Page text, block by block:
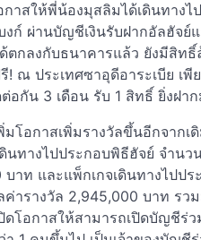
กาสให้พี่น้องมุสลิมได้เดินทาง
งก์ ผ่านบัญชีเงินรับฝากอัลฮัจย์
กลงกับธนาคารแล้ว ยังมีสิทธิ์
! ณ ประเทศซาอุดีอาระเบีย เ
อกัน 3 เดือน รับ 1 สิทธิ์ ยิ่งฝ
โอกาสเพิ่มรางวัลขึ้นอีกจากเ
ดินทางไปประกอบพิธีฮัจย์ จำน
าท และแพ็กเกจเดินทางไปป
ารางวัล 2,945,000 บาท รว
ปิดโอกาสให้สามารถเปิดบัญ